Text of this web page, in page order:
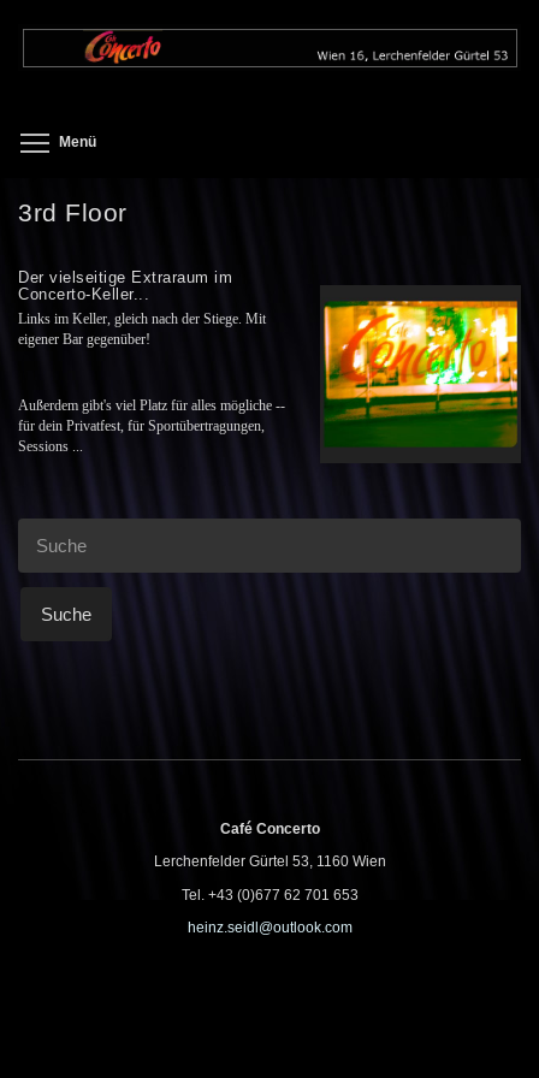
zum
Menü
3rd Floor
Der vielseitige Extraraum im
Concerto-Keller...
Links im Keller, gleich nach der Stiege. Mit
eigener Bar gegenüber!
Außerdem gibt's viel Platz für alles mögliche --
für dein Privatfest, für Sportübertragungen,
Sessions ...
Café Concerto
Lerchenfelder Gürtel 53, 1160 Wien
Tel. +43 (0)677 62 701 653
heinz.seidl@outlook.com